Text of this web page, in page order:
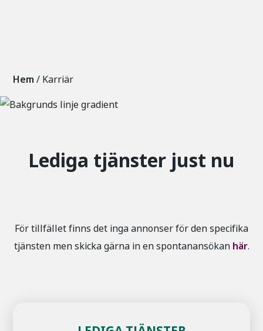
Hem / Karriär
Lediga tjänster just nu
För tillfället finns det inga annonser för den specifika
tjänsten men skicka gärna in en spontanansökan här.